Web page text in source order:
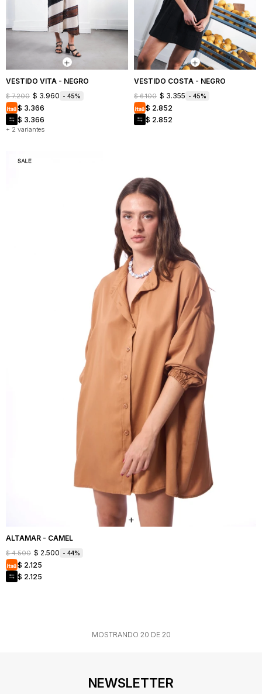
VESTIDO VITA - NEGRO
+ 2 variantes
$ 7.200 $ 3.960 45
$ 3.366
$ 3.366
VESTIDO COSTA - NEGRO
$ 6.100 $ 3.355 45
$ 2.852
$ 2.852
ALTAMAR - CAMEL
$ 4.500 $ 2.500 44
$ 2.125
$ 2.125
MOSTRANDO 20 DE 20
NEWSLETTER